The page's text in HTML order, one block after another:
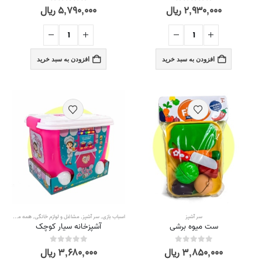
۲,۹۳۰,۰۰۰ ریال
افزودن به سبد خرید
۵,۷۹۰,۰۰۰ریال
افزودن به سبد خرید
سر آشپز
ست میوه برشی
۳,۸۵۰,۰۰۰ریال
اسباب بازی, سر آشپز, مشاغل و لوازم خانگی, همه محصولات
آشپزخانه سیار کوچک
۳,۶۸۰,۰۰۰ ریال